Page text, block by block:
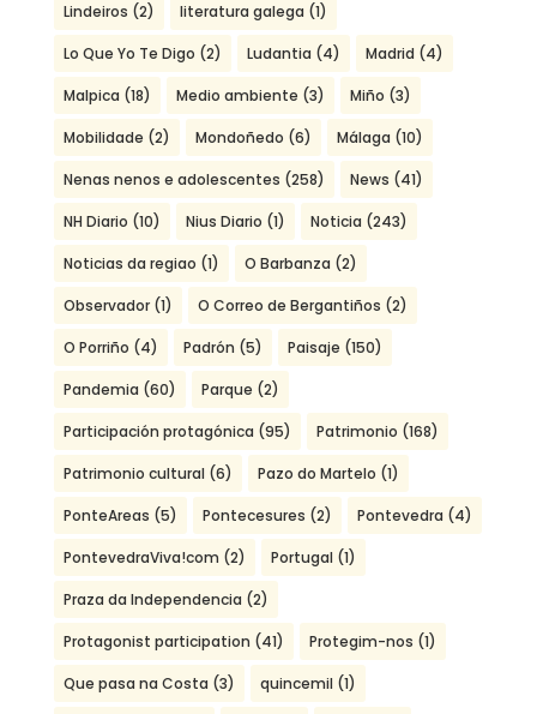
Lindeiros (2) literatura galega (1)
Lo Que Yo Te Digo (2) Ludantia (4) Madrid (4)
Malpica (18) Medio ambiente (3) Miño (3)
Mobilidade (2) Mondoñedo (6) Málaga (10)
Nenas nenos e adolescentes (258) News (41)
NH Diario (10) Nius Diario (1) Noticia (243)
Noticias da regiao (1) O Barbanza (2)
Observador(1) O Correo de Bergantiños (2)
O Porriño (4) Padrón (5) Paisaje (150)
Pandemia (60) Parque (2)
Participación protagónica (95) Patrimonio (168)
Patrimonio cultural (6) Pazo do Martelo (1)
PonteAreas (5) Pontecesures (2) Pontevedra (4)
PontevedraViva!com (2) Portugal (1)
Praza da Independencia (2)
Protagonist participation (41) Protegim-nos (1)
Que pasa na Costa (3) quincemil (1)